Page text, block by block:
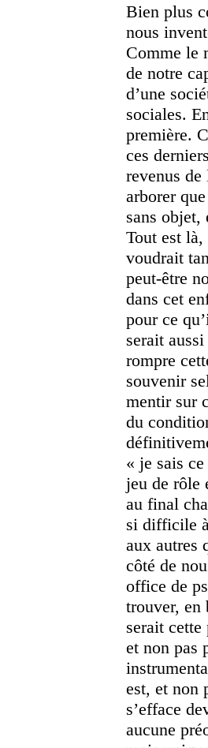
Bien plus
nous
Comme le
de notre
d’une
sociales.
première.
ces
revenus
arborer
sans
Tout est
voudrait
peut-être
dans cet
pour ce
serait
rompre
souvenir
mentir sur
du
« je sais
jeu de rôle
au final
si difficile
aux autres
côté de
office de
trouver, en
serait cette
et non pas
est, et non
s’efface
aucune